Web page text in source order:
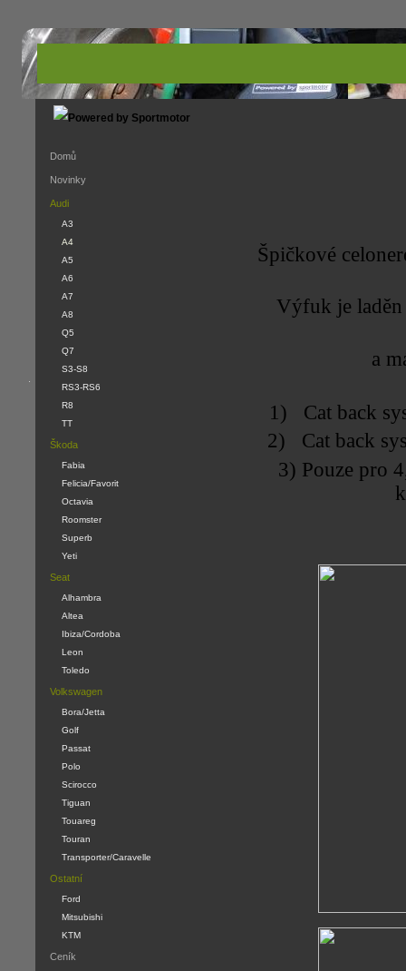
Domů
Novinky
Audi
A3
A4
A5
A6
A7
A8
Q5
Q7
S3-S8
RS3-RS6
R8
TT
Škoda
Fabia
Felicia/Favorit
Octavia
Roomster
Superb
Yeti
Seat
Alhambra
Altea
Ibiza/Cordoba
Leon
Toledo
Volkswagen
Bora/Jetta
Golf
Passat
Polo
Scirocco
Tiguan
Touareg
Touran
Transporter/Caravelle
Ostatní
Ford
Mitsubishi
KTM
Ceník
Špičkové
Výfuk je
a
1) Cat back
2) Cat back
3) Pouze pro